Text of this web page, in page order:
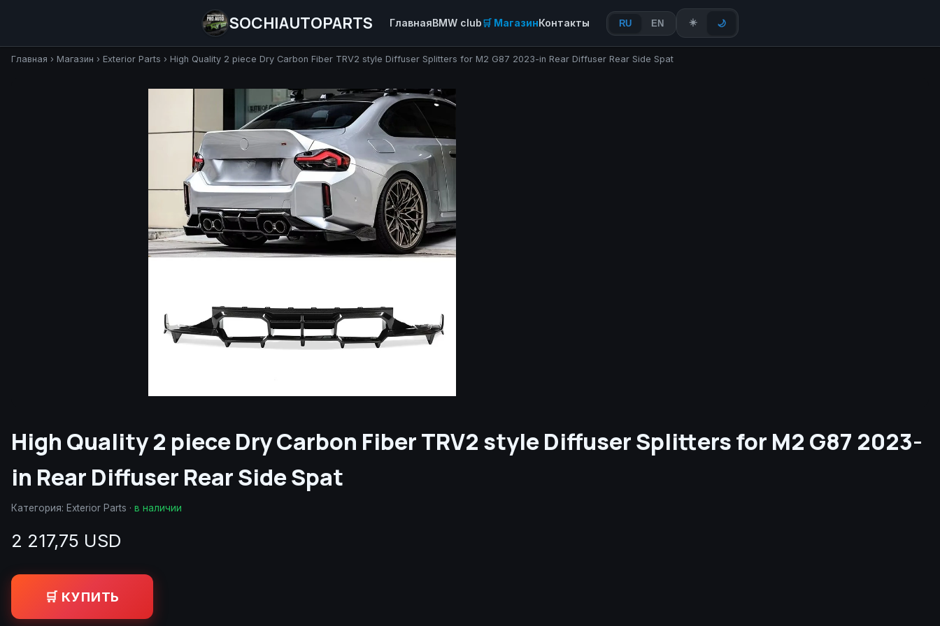
SOCHIAUTOPARTS ГлавнаяBMW club🛒 МагазинКонтакты RU EN ☀️ 🌙
Главная › Магазин › Exterior Parts › High Quality 2 piece Dry Carbon Fiber TRV2 style Diffuser Splitters for M2 G87 2023-in Rear Diffuser Rear Side Spat
High Quality 2 piece Dry Carbon Fiber TRV2 style Diffuser Splitters for M2 G87 2023-
in Rear Diffuser Rear Side Spat
Категория: Exterior Parts · в наличии
2 217,75 USD
🛒 КУПИТЬ